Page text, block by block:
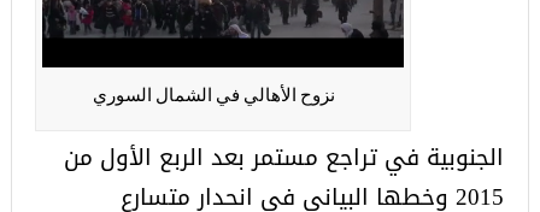
نزوح الأهالي في الشمال السوري
الجنوبية في تراجع مستمر بعد الربع الأول من
2015 وخطها البياني في انحدار متسارع